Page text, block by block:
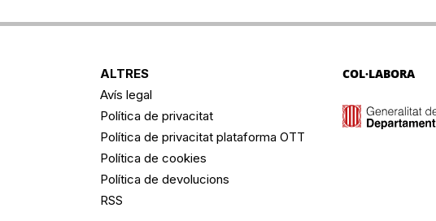
ALTRES
Avís legal
Política de privacitat
Política de privacitat plataforma OTT
Política de cookies
Política de devolucions
RSS
COL·LABORA